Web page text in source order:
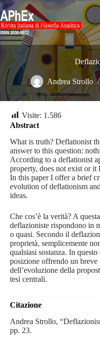
Salta
al
contenuto
Andrea Strollo
Visite: 1.586
Abstract
What is truth? Deflationist
answer to this question:
According to a deflationist
property, does not exist or it
In this paper I offer a brief
evolution of deflationism
ideas.
Che cos’è la verità? A
deflazioniste rispondono in
o quasi. Secondo il
proprietà, semplicemente
qualsiasi sostanza. In
posizione offrendo un breve
dell’evoluzione della
tesi centrali.
Citazione
Andrea Strollo,
pp. 23.